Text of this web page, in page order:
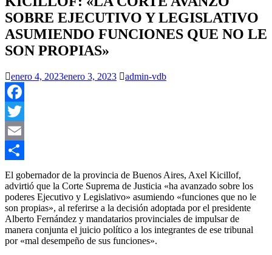
SOBRE EJECUTIVO Y LEGISLATIVO
ASUMIENDO FUNCIONES QUE NO LE
SON PROPIAS»
enero 4, 2023enero 3, 2023 admin-vdb
Facebook
Twitter
Email
Compartir
El gobernador de la provincia de Buenos Aires, Axel Kicillof,
advirtió que la Corte Suprema de Justicia «ha avanzado sobre los
poderes Ejecutivo y Legislativo» asumiendo «funciones que no le
son propias», al referirse a la decisión adoptada por el presidente
Alberto Fernández y mandatarios provinciales de impulsar de
manera conjunta el juicio político a los integrantes de ese tribunal
por «mal desempeño de sus funciones».